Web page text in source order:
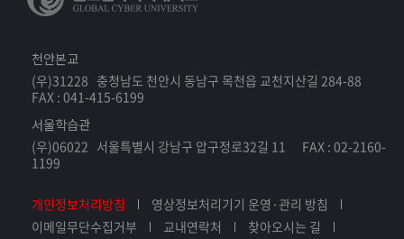
천안본교
(우)31228 충청남도 천안시 동남구 목천읍 교천지산길 284-88
FAX : 041-415-6199
서울학습관
(우)06022 서울특별시 강남구 압구정로32길 11 FAX : 02-2160-
1199
개인정보처리방침
영상정보처리기기 운영·관리 방침
이메일무단수집거부
교내연락처
찾아오시는 길